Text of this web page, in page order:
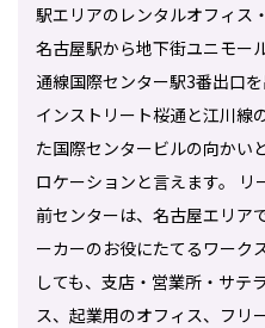
駅エリアのレンタルオフィス
名古屋駅から地下街ユニモー
通線国際センター駅3番出口
インストリート桜通と江川線
た国際センタービルの向かい
ロケーションと言えます。
前センターは、名古屋エリア
ーカーのお役にたてるワーク
しても、支店・営業所・サテ
ス、起業用のオフィス、フリ